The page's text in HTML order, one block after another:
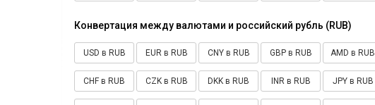
Конвертация между валютами и российский рубль (RUB)
USD в RUB EUR в RUB CNY в RUB GBP в RUB AMD в RUB
CHF в RUB CZK в RUB DKK в RUB INR в RUB JPY в RUB